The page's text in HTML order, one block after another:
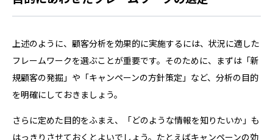
上述のように、顧客分析を効果的に実施するには、状況に適した
フレームワークを選ぶことが重要です。そのために、まずは「新
規顧客の発掘」や「キャンペーンの方針策定」など、分析の目的
を明確にしておきましょう。
さらに定めた目的をふまえ、「どのような情報を知りたいか」も
はっきりさせておくとよいでしょう。たとえばキャンペーンの効